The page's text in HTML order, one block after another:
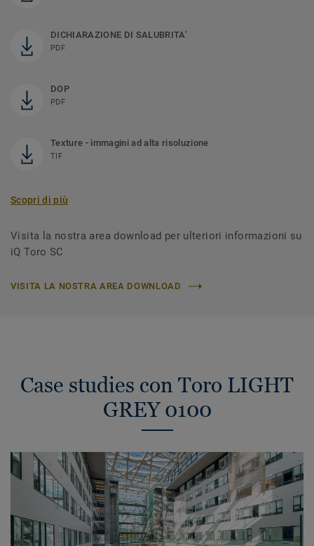
DICHIARAZIONE DI SALUBRITA’
PDF
DOP
PDF
Texture - immagini ad alta risoluzione
TIF
Scopri di più
Visita la nostra area download per ulteriori informazioni su
iQ Toro SC
VISITA LA NOSTRA AREA DOWNLOAD
Case studies con Toro LIGHT
GREY 0100